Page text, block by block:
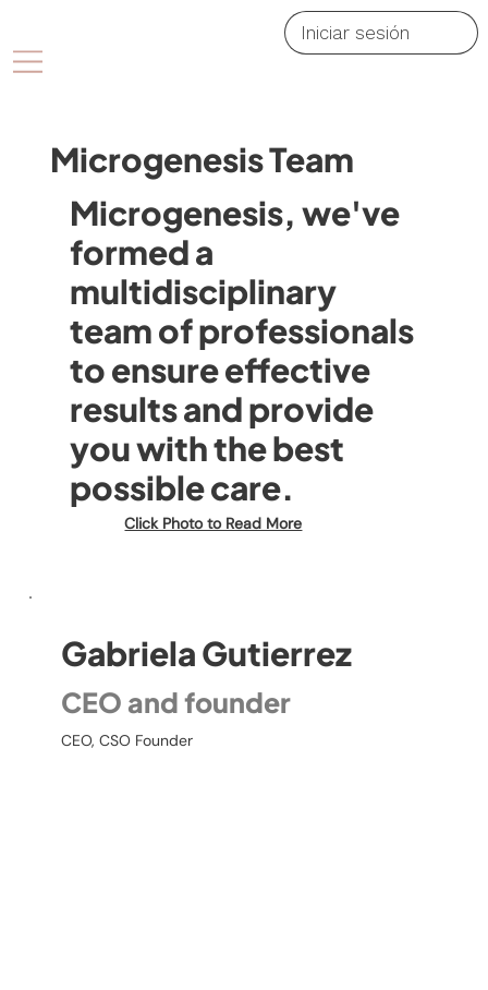
Iniciar sesión
Microgenesis Team
Microgenesis, we've
formed a
multidisciplinary
team of professionals
to ensure effective
results and provide
you with the best
possible care.
Click Photo to Read More
Gabriela Gutierrez
CEO and founder
CEO, CSO Founder